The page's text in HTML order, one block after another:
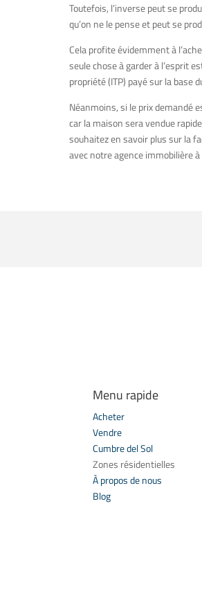
Toutefois, l’inverse peut se
qu’on ne le pense et peut se
Cela profite évidemment à
seule chose à garder à l’esprit
propriété (ITP) payé sur la base
Néanmoins, si le prix demandé
car la maison sera vendue
souhaitez en savoir plus sur la
avec notre agence immobilière
Menu rapide
Acheter
Vendre
Cumbre del Sol
Zones résidentielles
À propos de nous
Blog